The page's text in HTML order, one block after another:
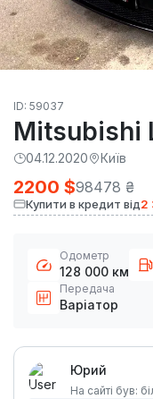
ID: 59037
Mitsubishi
04.12.2020 Київ
2200 $98478 ₴
Купити в кредит від2
Одометр
128 000 км
Передача
Варіатор
Юрий
На сайті був: